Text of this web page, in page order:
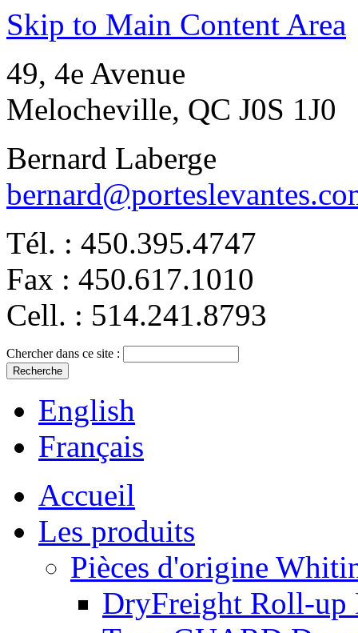
Skip to Main Content Area
49, 4e Avenue
Melocheville, QC J0S 1J0
Bernard Laberge
Tél. : 450.395.4747
Fax : 450.617.1010
Cell. : 514.241.8793
Chercher dans ce site :
English
Français
Accueil
Les produits
Pièces d'origine
DryFreight Roll-up